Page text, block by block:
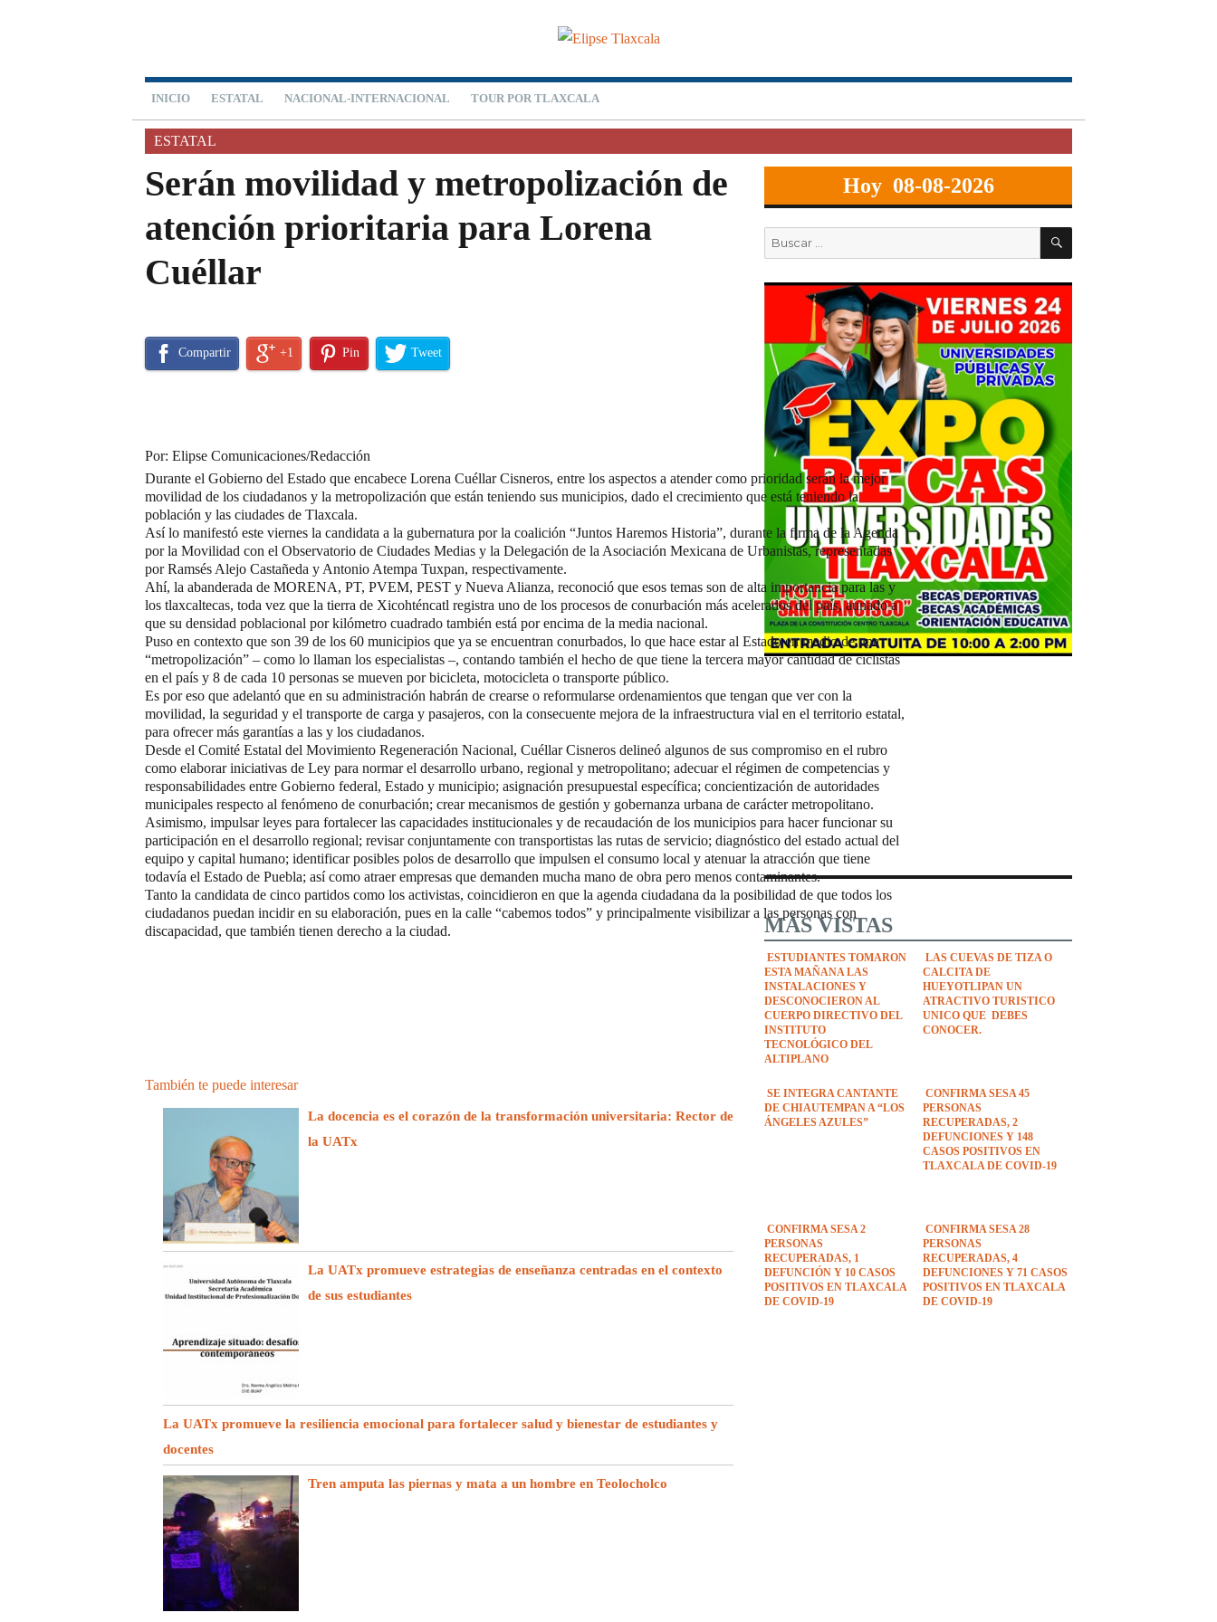
INICIO ESTATAL NACIONAL-INTERNACIONAL TOUR POR TLAXCALA
ESTATAL
Serán movilidad y metropolización de
atención prioritaria para Lorena
Cuéllar
Compartir +1 Pin Tweet
Por: Elipse Comunicaciones/Redacción
Durante el Gobierno del Estado que encabece Lorena Cuéllar Cisneros, entre los aspectos a atender como prioridad serán la mejor
movilidad de los ciudadanos y la metropolización que están teniendo sus municipios, dado el crecimiento que está teniendo la
población y las ciudades de Tlaxcala.
Así lo manifestó este viernes la candidata a la gubernatura por la coalición “Juntos Haremos Historia”, durante la firma de la Agenda
por la Movilidad con el Observatorio de Ciudades Medias y la Delegación de la Asociación Mexicana de Urbanistas, representadas
por Ramsés Alejo Castañeda y Antonio Atempa Tuxpan, respectivamente.
Ahí, la abanderada de MORENA, PT, PVEM, PEST y Nueva Alianza, reconoció que esos temas son de alta importancia para las y
los tlaxcaltecas, toda vez que la tierra de Xicohténcatl registra uno de los procesos de conurbación más acelerados del país, aunado a
que su densidad poblacional por kilómetro cuadrado también está por encima de la media nacional.
Puso en contexto que son 39 de los 60 municipios que ya se encuentran conurbados, lo que hace estar al Estado en medio de una
“metropolización” – como lo llaman los especialistas –, contando también el hecho de que tiene la tercera mayor cantidad de ciclistas
en el país y 8 de cada 10 personas se mueven por bicicleta, motocicleta o transporte público.
Es por eso que adelantó que en su administración habrán de crearse o reformularse ordenamientos que tengan que ver con la
movilidad, la seguridad y el transporte de carga y pasajeros, con la consecuente mejora de la infraestructura vial en el territorio estatal,
para ofrecer más garantías a las y los ciudadanos.
Desde el Comité Estatal del Movimiento Regeneración Nacional, Cuéllar Cisneros delineó algunos de sus compromiso en el rubro
como elaborar iniciativas de Ley para normar el desarrollo urbano, regional y metropolitano; adecuar el régimen de competencias y
responsabilidades entre Gobierno federal, Estado y municipio; asignación presupuestal específica; concientización de autoridades
municipales respecto al fenómeno de conurbación; crear mecanismos de gestión y gobernanza urbana de carácter metropolitano.
Asimismo, impulsar leyes para fortalecer las capacidades institucionales y de recaudación de los municipios para hacer funcionar su
participación en el desarrollo regional; revisar conjuntamente con transportistas las rutas de servicio; diagnóstico del estado actual del
equipo y capital humano; identificar posibles polos de desarrollo que impulsen el consumo local y atenuar la atracción que tiene
todavía el Estado de Puebla; así como atraer empresas que demanden mucha mano de obra pero menos contaminantes.
Tanto la candidata de cinco partidos como los activistas, coincidieron en que la agenda ciudadana da la posibilidad de que todos los
ciudadanos puedan incidir en su elaboración, pues en la calle “cabemos todos” y principalmente visibilizar a las personas con
discapacidad, que también tienen derecho a la ciudad.
También te puede interesar
La docencia es el corazón de la transformación universitaria: Rector de
la UATx
La UATx promueve estrategias de enseñanza centradas en el contexto
de sus estudiantes
La UATx promueve la resiliencia emocional para fortalecer salud y bienestar de estudiantes y
docentes
Tren amputa las piernas y mata a un hombre en Teolocholco
Hoy 08-08-2026
BUSCAR
MÁS VISTAS
ESTUDIANTES TOMARON
ESTA MAÑANA LAS
INSTALACIONES Y
DESCONOCIERON AL
CUERPO DIRECTIVO DEL
INSTITUTO
TECNOLÓGICO DEL
ALTIPLANO
LAS CUEVAS DE TIZA O
CALCITA DE
HUEYOTLIPAN UN
ATRACTIVO TURISTICO
UNICO QUE DEBES
CONOCER.
SE INTEGRA CANTANTE
DE CHIAUTEMPAN A “LOS
ÁNGELES AZULES”
CONFIRMA SESA 45
PERSONAS
RECUPERADAS, 2
DEFUNCIONES Y 148
CASOS POSITIVOS EN
TLAXCALA DE COVID-19
CONFIRMA SESA 2
PERSONAS
RECUPERADAS, 1
DEFUNCIÓN Y 10 CASOS
POSITIVOS EN TLAXCALA
DE COVID-19
CONFIRMA SESA 28
PERSONAS
RECUPERADAS, 4
DEFUNCIONES Y 71 CASOS
POSITIVOS EN TLAXCALA
DE COVID-19